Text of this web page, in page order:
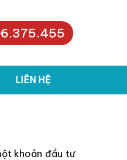
LIÊN HỆ
khoản đầu tư